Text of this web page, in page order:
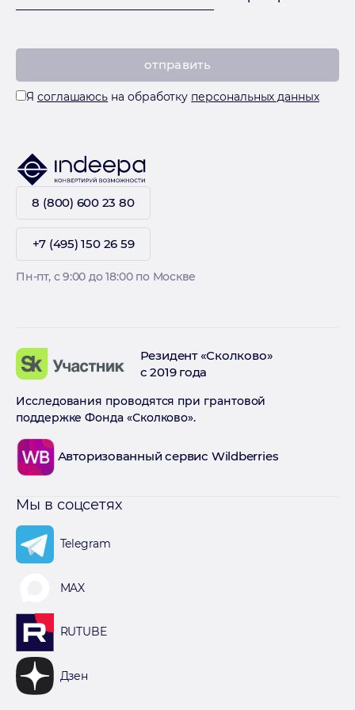
Я соглашаюсь на обработку персональных данных
8 (800) 600 23 80
+7 (495) 150 26 59
Пн-пт, с 9:00 до 18:00 по Москве
Резидент «Сколково»
с 2019 года
Исследования проводятся при грантовой
поддержке Фонда «Сколково».
Авторизованный сервис Wildberries
Мы в соцсетях
Telegram
MAX
RUTUBE
Дзен